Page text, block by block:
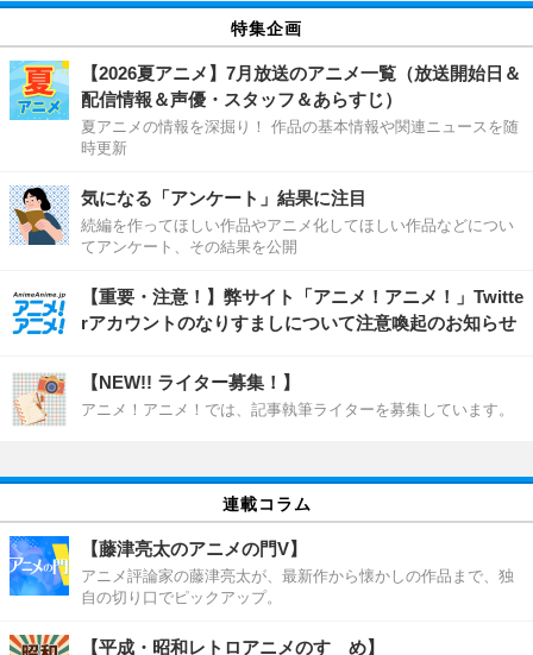
特集企画
【2026夏アニメ】7月放送のアニメ一覧（放送開始日＆
配信情報＆声優・スタッフ＆あらすじ）
夏アニメの情報を深掘り！ 作品の基本情報や関連ニュースを随
時更新
気になる「アンケート」結果に注目
続編を作ってほしい作品やアニメ化してほしい作品などについ
てアンケート、その結果を公開
【重要・注意！】弊サイト「アニメ！アニメ！」Twitte
rアカウントのなりすましについて注意喚起のお知らせ
【NEW!! ライター募集！】
アニメ！アニメ！では、記事執筆ライターを募集しています。
連載コラム
【藤津亮太のアニメの門V】
アニメ評論家の藤津亮太が、最新作から懐かしの作品まで、独
自の切り口でピックアップ。
【平成・昭和レトロアニメのすゝめ】